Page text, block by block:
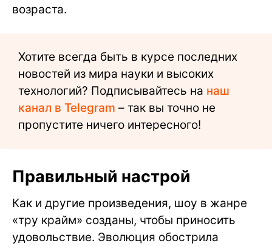
возраста.
Хотите всегда быть в курсе последних
новостей из мира науки и высоких
технологий? Подписывайтесь на наш
канал в Telegram – так вы точно не
пропустите ничего интересного!
Правильный настрой
Как и другие произведения, шоу в жанре
«тру крайм» созданы, чтобы приносить
удовольствие. Эволюция обострила